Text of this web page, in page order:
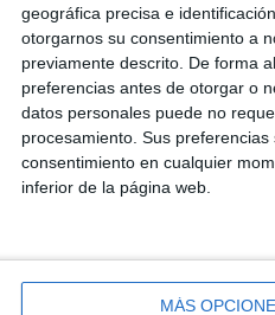
geográfica precisa e
otorgarnos su consentimiento a
previamente descrito. De forma
preferencias antes de otorgar o
datos personales puede no
procesamiento. Sus
consentimiento en cualquier
inferior de la página web.
MÁS